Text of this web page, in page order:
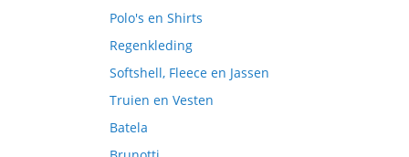
Polo's en Shirts
Regenkleding
Softshell, Fleece en Jassen
Truien en Vesten
Batela